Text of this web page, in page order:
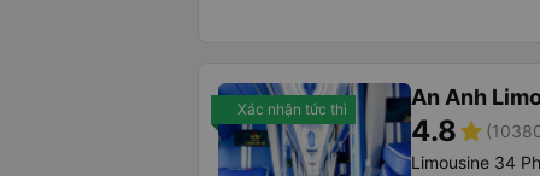
Xác nhận tức thì An Anh
4.8star
Limousine 34